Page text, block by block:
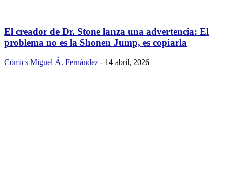
El creador de Dr. Stone lanza una advertencia: El
problema no es la Shonen Jump, es copiarla
Cómics Miguel Á. Fernández - 14 abril, 2026